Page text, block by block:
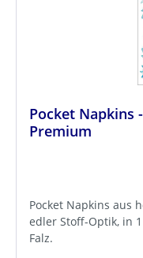
Pocket Napkins
Premium
Pocket Napkins aus
edler Stoff-Optik, in
Falz.